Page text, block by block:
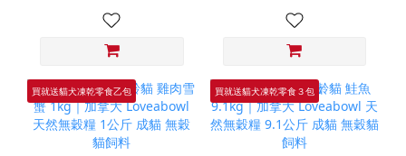
買就送貓犬凍乾零食乙包 買就送貓犬凍乾零食３包